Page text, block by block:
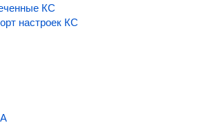
КС
настроек КС